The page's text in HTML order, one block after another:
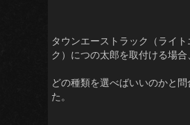
タウンエーストラック（ライ
ク）につの太郎を取付ける場合、
どの種類を選べばいいのかと
た。